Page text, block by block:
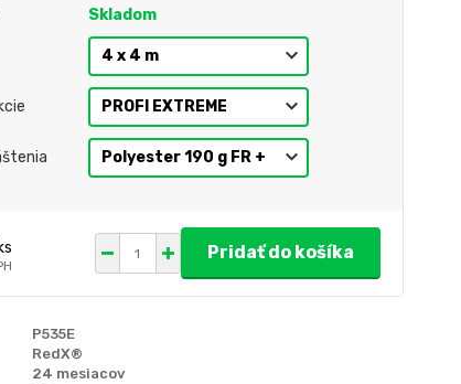
Skladom
ks Pridať do košíka
P535E
RedX®
24 mesiacov